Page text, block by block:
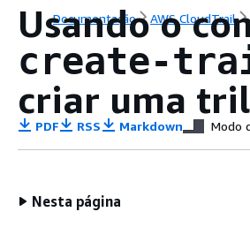
Documentação AWS CloudTrail
Usando o
create-
criar uma
PDF RSS Markdown Modo
Nesta página